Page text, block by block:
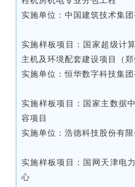
实施单位：中国建筑技术集团
实施样板项目：国家超级计
主机及环境配套建设项目（
实施单位：恒华数字科技集团
实施样板项目：国家主数据
容项目
实施单位：浩德科技股份有限
实施样板项目：国网天津电
心